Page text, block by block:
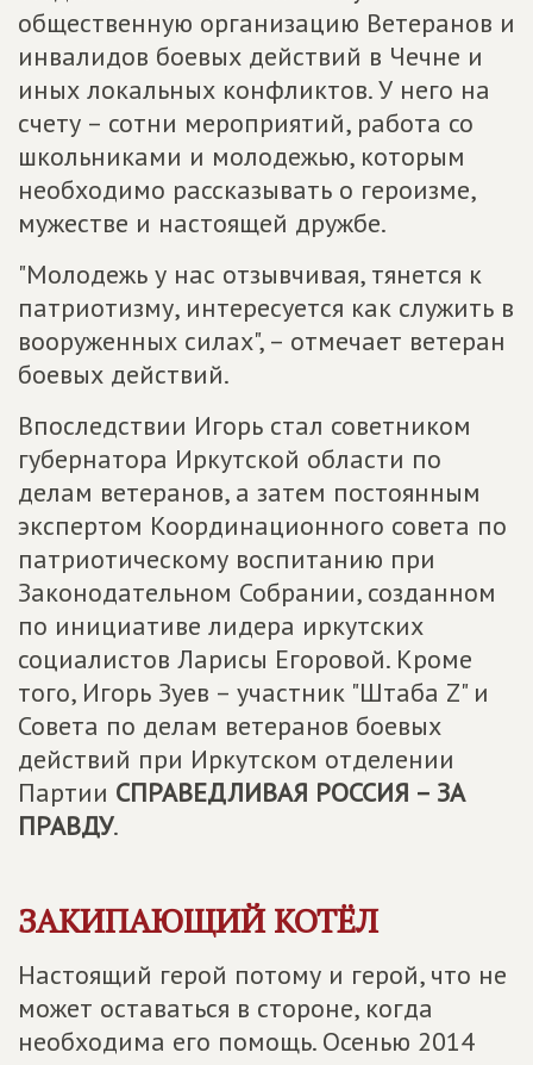
общественную организацию Ветеранов и
инвалидов боевых действий в Чечне и
иных локальных конфликтов. У него на
счету – сотни мероприятий, работа со
школьниками и молодежью, которым
необходимо рассказывать о героизме,
мужестве и настоящей дружбе.
"Молодежь у нас отзывчивая, тянется к
патриотизму, интересуется как служить в
вооруженных силах", – отмечает ветеран
боевых действий.
Впоследствии Игорь стал советником
губернатора Иркутской области по
делам ветеранов, а затем постоянным
экспертом Координационного совета по
патриотическому воспитанию при
Законодательном Собрании, созданном
по инициативе лидера иркутских
социалистов Ларисы Егоровой. Кроме
того, Игорь Зуев – участник "Штаба Z" и
Совета по делам ветеранов боевых
действий при Иркутском отделении
Партии СПРАВЕДЛИВАЯ РОССИЯ – ЗА
ПРАВДУ.
ЗАКИПАЮЩИЙ КОТЁЛ
Настоящий герой потому и герой, что не
может оставаться в стороне, когда
необходима его помощь. Осенью 2014